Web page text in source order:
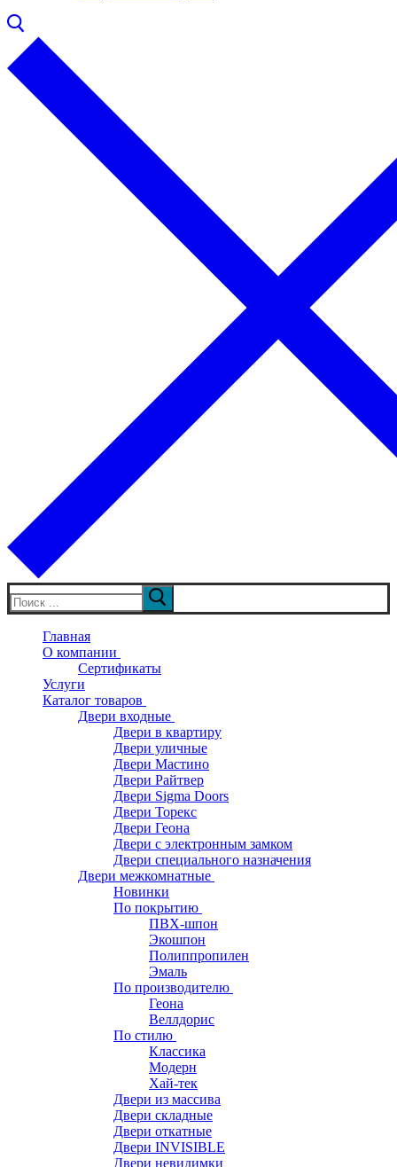
Искать:
Главная
О компании
Сертификаты
Услуги
Каталог товаров
Двери входные
Двери в квартиру
Двери уличные
Двери Мастино
Двери Райтвер
Двери Sigma Doors
Двери Торекс
Двери Геона
Двери с электронным замком
Двери специального назначения
Двери межкомнатные
Новинки
По покрытию
ПВХ-шпон
Экошпон
Полиппропилен
Эмаль
По производителю
Геона
Веллдорис
По стилю
Классика
Модерн
Хай-тек
Двери из массива
Двери складные
Двери откатные
Двери INVISIBLE
Двери невидимки